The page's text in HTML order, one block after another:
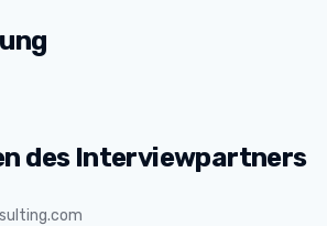
des Interviewpartners